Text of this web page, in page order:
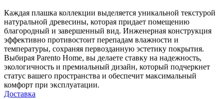
Каждая плашка коллекции выделяется уникальной текстурой
натуральной древесины, которая придает помещению
благородный и завершенный вид. Инженерная конструкция
эффективно противостоит перепадам влажности и
температуры, сохраняя первозданную эстетику покрытия.
Выбирая Parento Home, вы делаете ставку на надежность,
экологичность и премиальный дизайн, который подчеркнет
статус вашего пространства и обеспечит максимальный
комфорт при эксплуатации.
Доставка